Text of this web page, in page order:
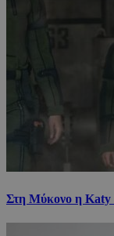
Στη Μύκονο η Katy